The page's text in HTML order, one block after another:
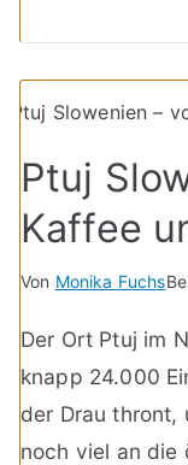
Ptuj
Kaffee
Von Monika Fuchs
Der Ort Ptuj im
knapp 24.000
der Drau thront,
noch viel an die